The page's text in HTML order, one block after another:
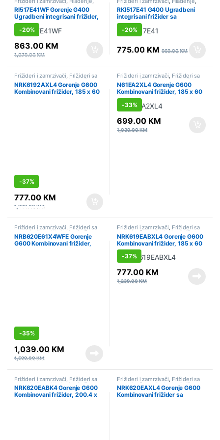
Sniženo,Ugradbeni aparati,
Ugradbeni frižideri
RI517E41WF Gorenje G400
Ugradbeni integrisani frižider,
177.2 x 54 x 54.5 cm, Klizna
baglama
-20%
863.00 KM
1,079.00KM
Sniženo, Ugradbeni aparati
Ugradbeni frižideri
RKI517E41 G400 Ugradbeni
integrisani frižider sa
zamrzivačem, 176.9 x 54 x 55
cm, Klizna baglama
-20%
775.00 KM 969.00KM
Frižideri i zamrzivači, Frižideri sa
zamrzivačem,Hlađenje ,Sniženo
NRK6192AXL4 Gorenje G600
Kombinovani frižider, 185 x 60
-37%
777.00 KM
1,239.00KM
Frižideri i zamrzivači, Frižideri sa
zamrzivačem, Hlađenje, Sniženo
N61EA2XL4 Gorenje G600
Kombinovani frižider, 185 x 60
x 59.2 cm, Siva
-33%
699.00 KM
1,039.00KM
Frižideri i zamrzivači, Frižideri sa
zamrzivačem,Hlađenje Sniženo
NRB620E61X4WFE Gorenje
G600 Kombinovani frižider,
-35%
1,039.00 KM
1,599.00KM
Frižideri i zamrzivači, Frižideri sa
zamrzivačem,Hlađenje Sniženo
NRK619EABXL4 Gorenje G600
Kombinovani frižider, 185 x 60
x 59.2 cm, Crna
-37%
777.00 KM
1,239.00KM
Frižideri i zamrzivači Frižideri sa
zamrzivačem,Hlađenje ,Sniženo
NRK620EABK4 Gorenje G600
Kombinovani frižider, 200.4 x
Frižideri i zamrzivači Frižideri sa
zamrzivačem,Hlađenje ,Sniženo
NRK620EAXL4 Gorenje G600
Kombinovani frižider sa